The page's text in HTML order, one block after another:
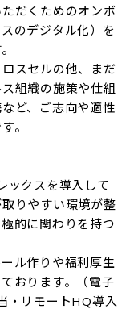
だくためのオンボ
のデジタル化）を
スセルの他、まだ
組織の施策や仕組
ど、ご志向や適性
。
ックスを導入して
りやすい環境が整
的に関わりを持つ
ル作りや福利厚生
おります。（電子
・リモートHQ導入